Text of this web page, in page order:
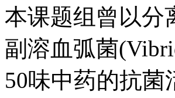
本课题组曾以分
副溶血弧菌
50味中药的抗菌